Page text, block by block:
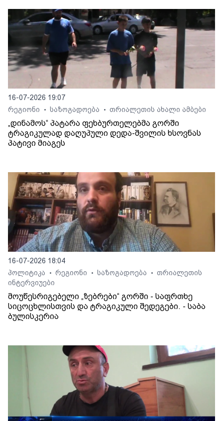
16-07-2026 19:07
რეგიონი
• საზოგადოება • თრიალეთის ახალი ამბები
„დინამოს“ პატარა ფეხბურთელებმა გორში
ტრაგიკულად დაღუპული დედა-შვილის ხსოვნას
პატივი მიაგეს
16-07-2026 18:04
პოლიტიკა
• რეგიონი • საზოგადოება • თრიალეთის
ინტერვიუები
მოუწესრიგებელი „ზებრები“ გორში - საფრთხე
სიცოცხლისთვის და ტრაგიკული შედეგები. - საბა
ბულისკერია